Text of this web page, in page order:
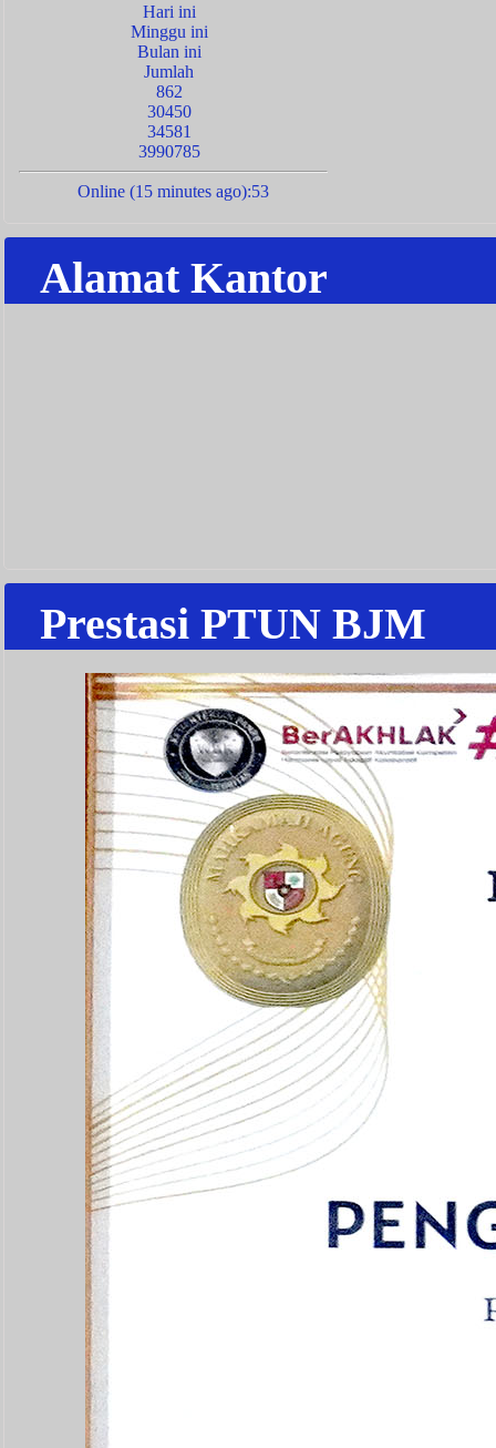
Hari ini
Minggu ini
Bulan ini
Jumlah
862
30450
34581
3990785
Online (15 minutes ago):53
Alamat Kantor
Prestasi PTUN BJM